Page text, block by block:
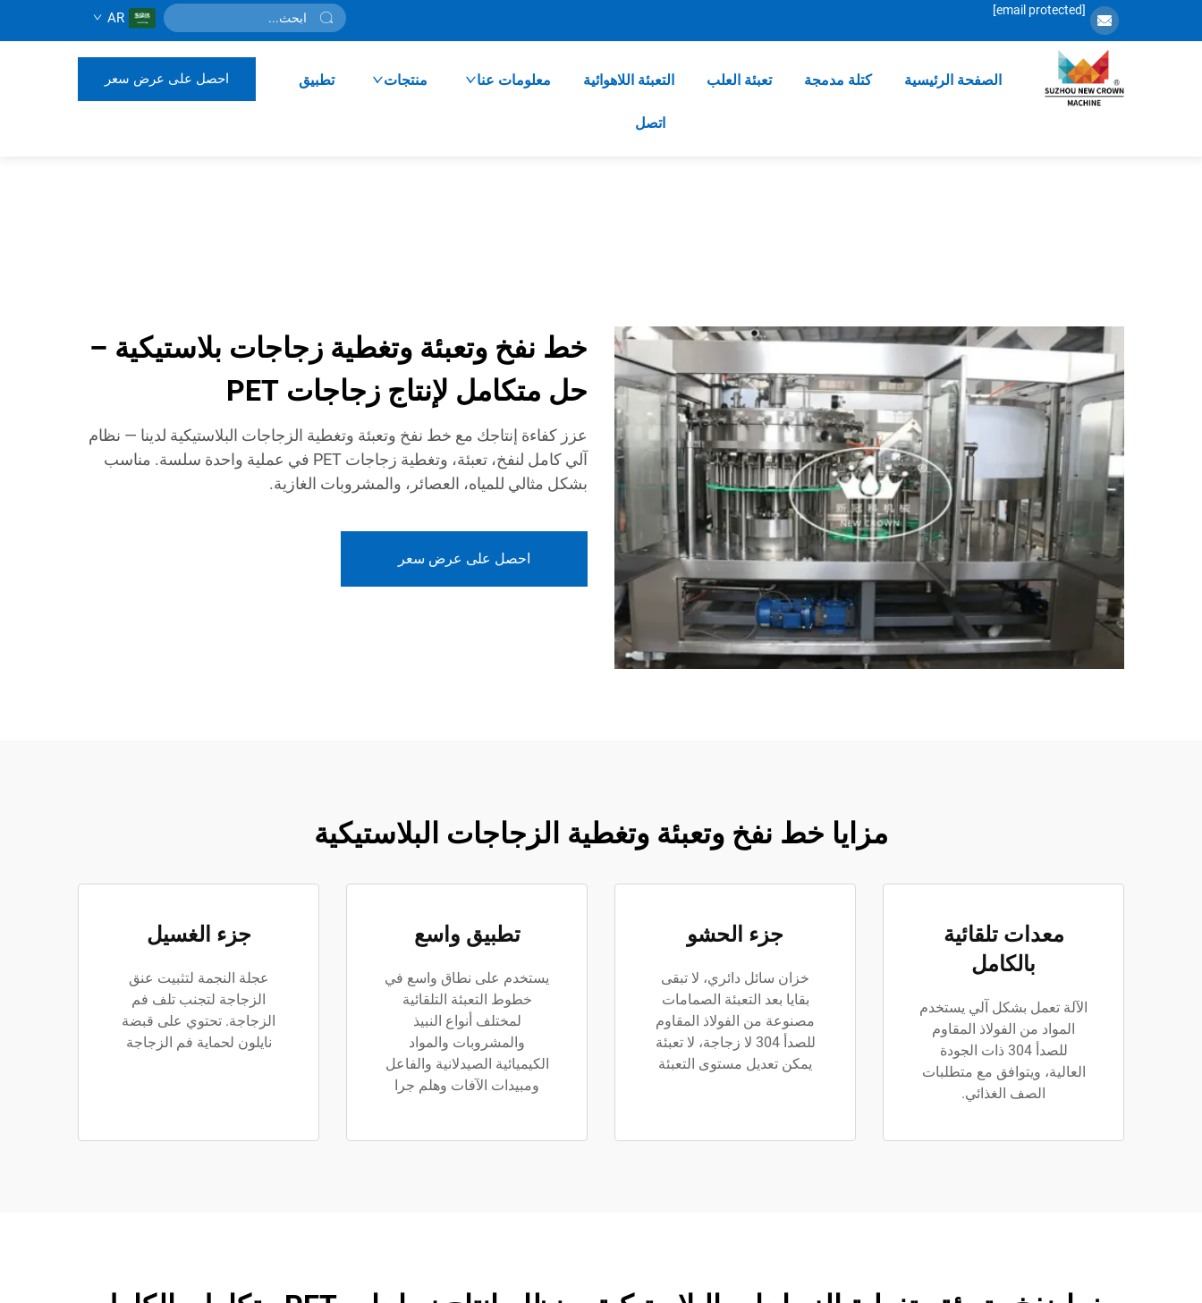
[email protected]
AR
الصفحة الرئيسية كتلة مدمجة تعبئة العلب التعبئة اللاهوائية معلومات عنا منتجات تطبيق
اتصل
احصل على عرض سعر
خط نفخ وتعبئة وتغطية زجاجات بلاستيكية –
حل متكامل لإنتاج زجاجات PET
عزز كفاءة إنتاجك مع خط نفخ وتعبئة وتغطية الزجاجات البلاستيكية لدينا — نظام
آلي كامل لنفخ، تعبئة، وتغطية زجاجات PET في عملية واحدة سلسة. مناسب
بشكل مثالي للمياه، العصائر، والمشروبات الغازية.
احصل على عرض سعر
مزايا خط نفخ وتعبئة وتغطية الزجاجات البلاستيكية
معدات تلقائية
بالكامل
الآلة تعمل بشكل آلي يستخدم
المواد من الفولاذ المقاوم
للصدأ 304 ذات الجودة
العالية، ويتوافق مع متطلبات
الصف الغذائي.
جزء الحشو
خزان سائل دائري، لا تبقى
بقايا بعد التعبئة الصمامات
مصنوعة من الفولاذ المقاوم
للصدأ 304 لا زجاجة، لا تعبئة
يمكن تعديل مستوى التعبئة
تطبيق واسع
يستخدم على نطاق واسع في
خطوط التعبئة التلقائية
لمختلف أنواع النبيذ
والمشروبات والمواد
الكيميائية الصيدلانية والفاعل
ومبيدات الآفات وهلم جرا
جزء الغسيل
عجلة النجمة لتثبيت عنق
الزجاجة لتجنب تلف فم
الزجاجة. تحتوي على قبضة
نايلون لحماية فم الزجاجة